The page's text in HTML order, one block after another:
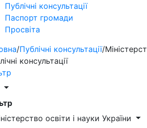
Публічні консультації
Паспорт громади
Просвіта
/Публічні консультації/
консультації
освіти і науки України